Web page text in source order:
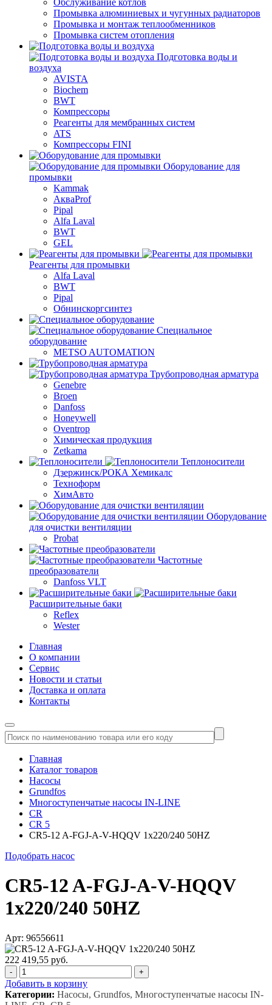
Обслуживание котлов
Промывка алюминиевых и чугунных радиаторов
Промывка и монтаж теплообменников
Промывка систем отопления
Подготовка воды и
воздуха
AVISTA
Biochem
BWT
Компрессоры
Реагенты для мембранных систем
ATS
Компрессоры FINI
Оборудование для
промывки
Kammak
АкваProf
Pipal
Alfa Laval
BWT
GEL
Реагенты для промывки
Alfa Laval
BWT
Pipal
Обнинскоргсинтез
Специальное
оборудование
METSO AUTOMATION
Трубопроводная арматура
Genebre
Broen
Danfoss
Honeywell
Oventrop
Химическая продукция
Zetkama
Теплоносители
Дзержинск/РОКА Хемикалс
Техноформ
ХимАвто
Оборудование
для очистки вентиляции
Probat
Частотные
преобразователи
Danfoss VLT
Расширительные баки
Reflex
Wester
Главная
О компании
Сервис
Новости и статьи
Доставка и оплата
Контакты
Главная
Каталог товаров
Насосы
Grundfos
Многоступенчатые насосы IN-LINE
CR
CR 5
CR5-12 A-FGJ-A-V-HQQV 1x220/240 50HZ
Подобрать насос
CR5-12 A-FGJ-A-V-HQQV
1x220/240 50HZ
Арт: 96556611
222 419,55 руб.
- +
Добавить в корзину
Категории: Насосы, Grundfos, Многоступенчатые насосы IN-